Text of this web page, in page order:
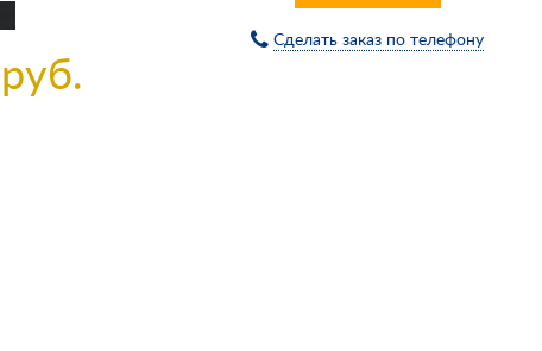
руб.
Сделать заказ по телефону